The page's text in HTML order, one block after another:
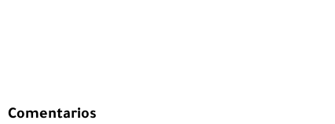
Comentarios